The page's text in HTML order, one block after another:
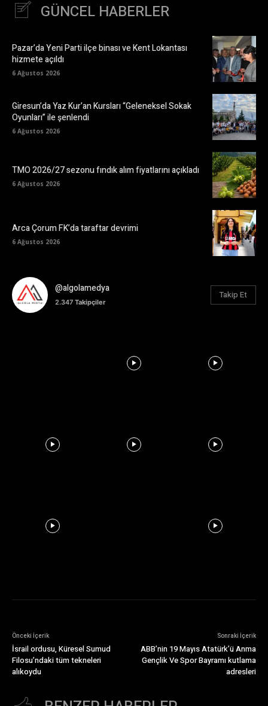
GÜNCEL HABERLER
Pazar’da Yeni Parti ilçe binası ve Kent Lokantası
hizmete açıldı
6 Ağustos 2026
Giresun’da Yaz Kur’an Kursları “Geleneksel Sokak
Oyunları” ile şenlendi
6 Ağustos 2026
TMO 2026/27 sezonu fındık alım fiyatlarını açıkladı
6 Ağustos 2026
Arca Çorum FK’da taraftar devrimi
6 Ağustos 2026
@algolamedya
2.347 Takipçiler
Takip Et
Önceki İçerik
İsrail ordusu, Küresel Sumud
Filosu’ndaki tüm tekneleri
alıkoydu
Sonraki İçerik
ABB’nin 19 Mayıs Atatürk’ü Anma
Gençlik Ve Spor Bayramı kutlama
adresleri